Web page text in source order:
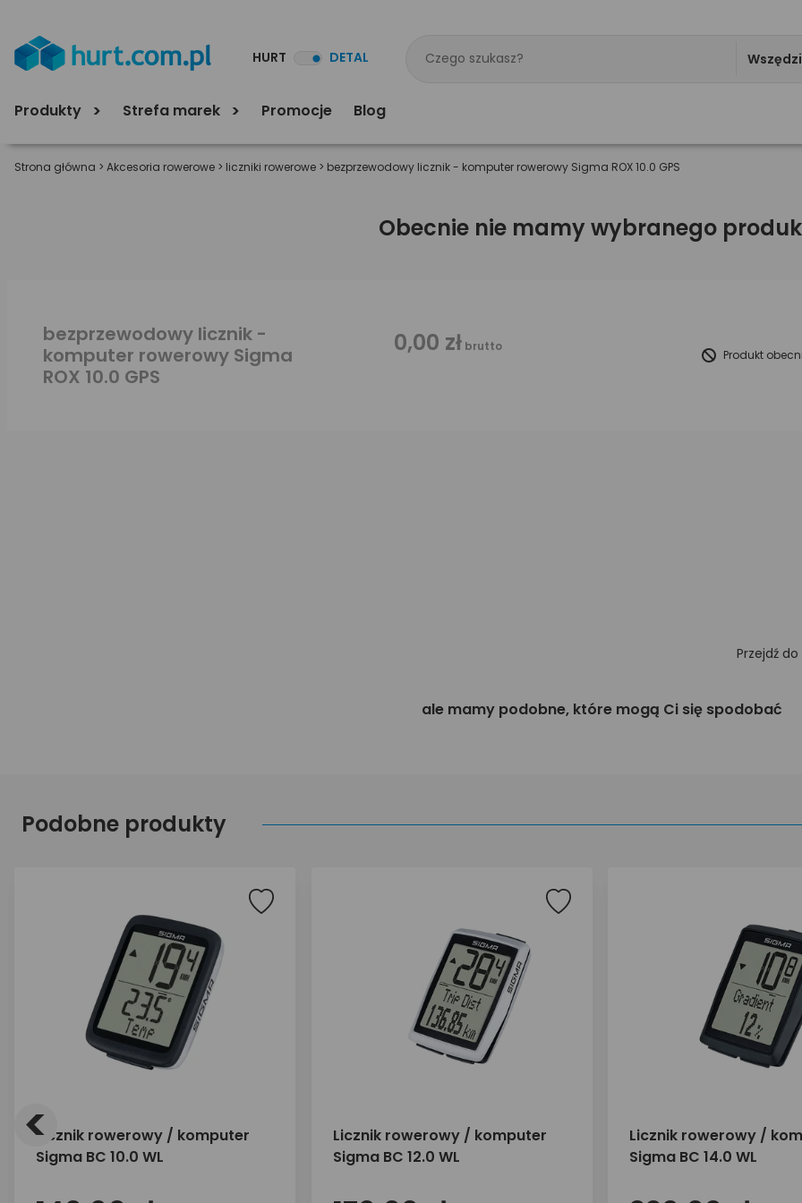
HURT DETAL
Produkty Strefa marek Promocje Blog
Strona główna > Akcesoria rowerowe > liczniki rowerowe > bezprzewodowy licznik - komputer rowerowy Sigma ROX 10.0 GPS
Obecnie nie mamy wybranego
bezprzewodowy licznik -
komputer rowerowy Sigma
ROX 10.0 GPS
0,00 zł brutto
Produkt
Przejdź do
ale mamy podobne, które mogą Ci się spodobać
Podobne produkty
Licznik rowerowy / komputer
Sigma BC 10.0 WL
Licznik rowerowy / komputer
Sigma BC 12.0 WL
Licznik rowerowy /
Sigma BC 14.0 WL
<